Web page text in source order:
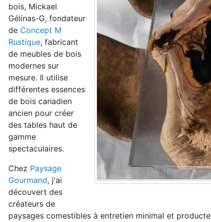
bois, Mickael
Gélinas-G, fondateur
de Concept M
Rustique, fabricant
de meubles de bois
modernes sur
mesure. Il utilise
différentes essences
de bois canadien
ancien pour créer
des tables haut de
gamme
spectaculaires.
Chez Paysage
Gourmand, j'ai
découvert des
créateurs de
paysages comestibles à entretien minimal et